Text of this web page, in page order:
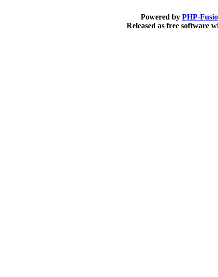
Powered by PHP-
Released as free software